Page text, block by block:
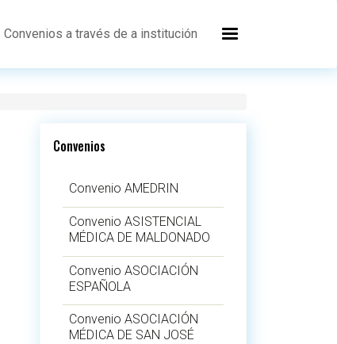
Convenios a través de a institución
Convenios
Convenio AMEDRIN
Convenio ASISTENCIAL
MÉDICA DE MALDONADO
Convenio ASOCIACIÓN
ESPAÑOLA
Convenio ASOCIACIÓN
MÉDICA DE SAN JOSÉ